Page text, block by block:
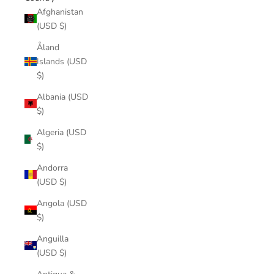
Afghanistan
(USD $)
Åland
Islands (USD
$)
Albania (USD
$)
Algeria (USD
$)
Andorra
(USD $)
Angola (USD
$)
Anguilla
(USD $)